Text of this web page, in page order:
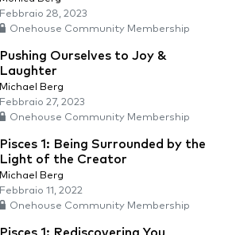
Febbraio 28, 2023
Onehouse Community Membership
Pushing Ourselves to Joy &
Laughter
Michael Berg
Febbraio 27, 2023
Onehouse Community Membership
Pisces 1: Being Surrounded by the
Light of the Creator
Michael Berg
Febbraio 11, 2022
Onehouse Community Membership